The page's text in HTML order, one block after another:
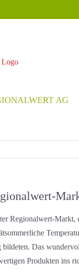
AG
Regionalwert-
Das
Produkten ins